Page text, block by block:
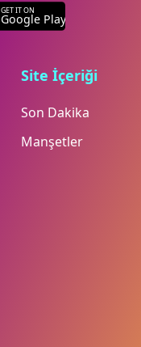
GET IT ON
Google Play
Site İçeriği
Son Dakika
Manşetler